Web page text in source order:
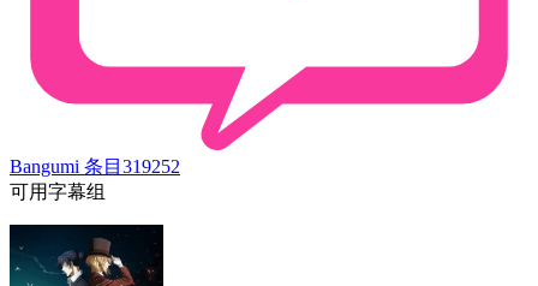
Bangumi 条目 319252
可用字幕组